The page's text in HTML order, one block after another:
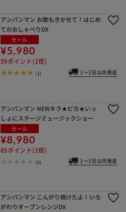
アンパンマン お歌もきかせて！はじめ
てのおしゃべりDX
セール
¥5,980
59ポイント(1倍)
(1) 1～3日以内発送
アンパンマン NEWキラ★ピカ★いっ
しょにステージミュージックショー
セール
¥8,980
89ポイント(1倍)
(0) 1～3日以内発送
アンパンマン こんがり焼けたよ！いろ
がわりオーブンレンジDX